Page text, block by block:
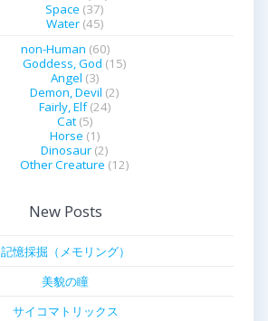
Space (37)
Water(45)
non-Human (60)
Goddess, God (15)
Angel (3)
Demon, Devil (2)
Fairly, Elf(24)
Cat(5)
Horse (1)
Dinosaur (2)
Other Creature (12)
New Posts
記憶採掘（メモリング）
美貌の瞳
サイコマトリックス